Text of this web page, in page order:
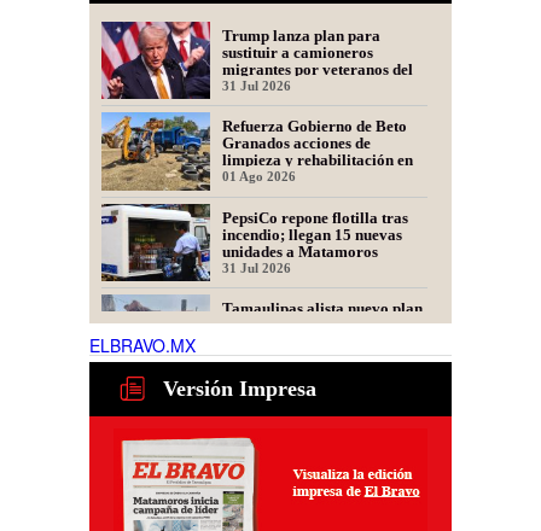
Trump lanza plan para
sustituir a camioneros
migrantes por veteranos del
Ejército
31 Jul 2026
Refuerza Gobierno de Beto
Granados acciones de
limpieza y rehabilitación en
Los Presidentes
01 Ago 2026
PepsiCo repone flotilla tras
incendio; llegan 15 nuevas
unidades a Matamoros
31 Jul 2026
Tamaulipas alista nuevo plan
para recuperar exportaciones
31 Jul 2026
Ser representante de una
fintech: dudas frecuentes
30 Jul 2026
ELBRAVO.MX
Versión Impresa